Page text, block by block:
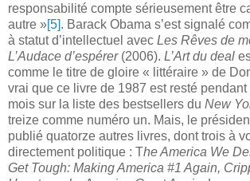
responsabilité compte sérieusement être
autre »[5]. Barack Obama s’est signalé
à statut d’intellectuel avec Les Rêves de
L’Audace d’espérer (2006). L’Art du deal
comme le titre de gloire « littéraire » de
vrai que ce livre de 1987 est resté
mois sur la liste des bestsellers du New
treize comme numéro un. Mais, le
publié quatorze autres livres, dont trois à
directement politique : The America We
Get Tough: Making America #1 Again,